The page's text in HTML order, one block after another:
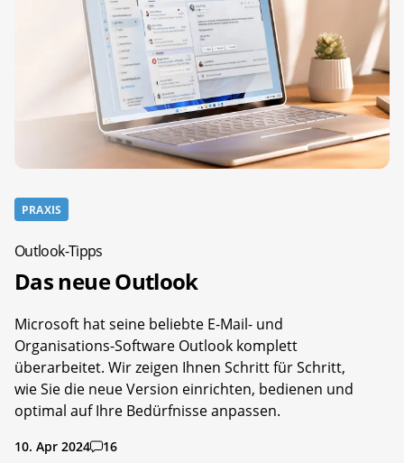
PRAXIS
Outlook-Tipps
Das neue Outlook
Microsoft hat seine beliebte E-Mail- und
Organisations-Software Outlook komplett
überarbeitet. Wir zeigen Ihnen Schritt für Schritt,
wie Sie die neue Version einrichten, bedienen und
optimal auf Ihre Bedürfnisse anpassen.
10. Apr 2024 16